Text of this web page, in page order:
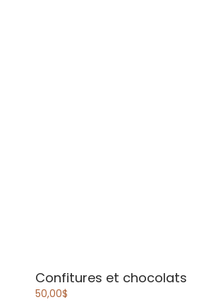
Confitures et chocolats
50,00$